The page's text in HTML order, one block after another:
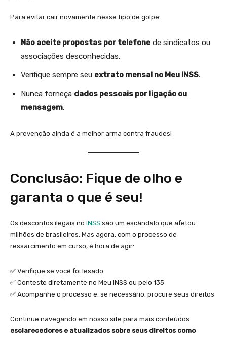
Para evitar cair novamente nesse tipo de golpe:
Não aceite propostas por telefone de sindicatos ou
associações desconhecidas.
Verifique sempre seu extrato mensal no Meu INSS.
Nunca forneça dados pessoais por ligação ou
mensagem.
A prevenção ainda é a melhor arma contra fraudes!
Conclusão: Fique de olho e
garanta o que é seu!
Os descontos ilegais no INSS são um escândalo que afetou
milhões de brasileiros. Mas agora, com o processo de
ressarcimento em curso, é hora de agir:
✅ Verifique se você foi lesado
✅ Conteste diretamente no Meu INSS ou pelo 135
✅ Acompanhe o processo e, se necessário, procure seus direitos
Continue navegando em nosso site para mais conteúdos
esclarecedores e atualizados sobre seus direitos como